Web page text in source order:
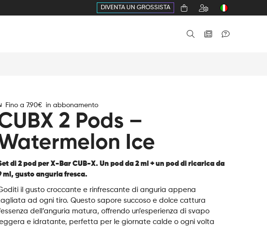
DIVENTA UN GROSSISTA
Fino a 7.90€ in abbonamento
2 Pods –
Ice
di 2 pod per X-Bar CUB-X. Un pod da 2 ml + un pod di ricarica da
ml, gusto anguria fresca.
il gusto croccante e rinfrescante di anguria appena
ad ogni tiro. Questo sapore succoso e dolce cattura
l’essenza dell’anguria matura, offrendo un’esperienza di svapo
e idratante, perfetta per le giornate calde o ogni volta